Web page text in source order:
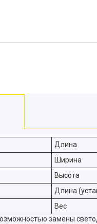
Длина
Ширина
Высота
Длина
Вес
замены